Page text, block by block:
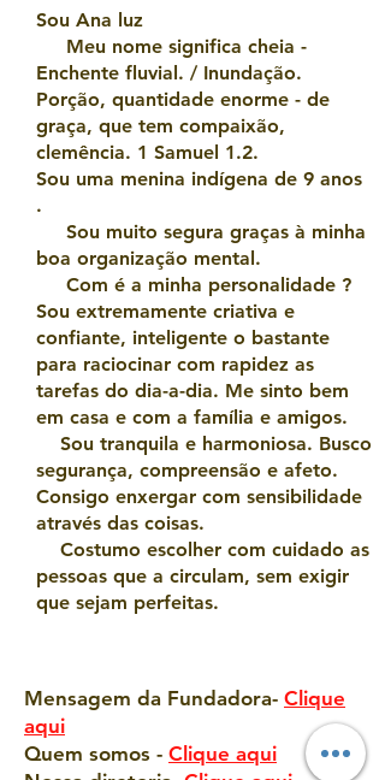
Sou Ana luz
Meu nome significa cheia -
Enchente fluvial. / Inundação.
Porção, quantidade enorme - de
graça, que tem compaixão,
clemência. 1 Samuel 1.2.
Sou uma menina indígena de 9 anos
.
Sou muito segura graças à minha
boa organização mental.
Com é a minha personalidade ?
Sou extremamente criativa e
confiante, inteligente o bastante
para raciocinar com rapidez as
tarefas do dia-a-dia. Me sinto bem
em casa e com a família e amigos.
Sou tranquila e harmoniosa. Busco
segurança, compreensão e afeto.
Consigo enxergar com sensibilidade
através das coisas.
Costumo escolher com cuidado as
pessoas que a circulam, sem exigir
que sejam perfeitas.
Mensagem da Fundadora- Clique
aqui
Quem somos - Clique aqui